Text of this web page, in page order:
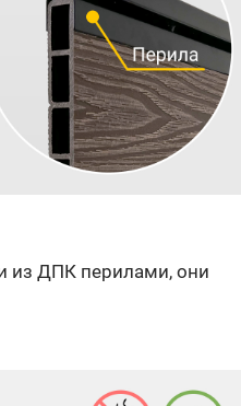
из ДПК перилами, они